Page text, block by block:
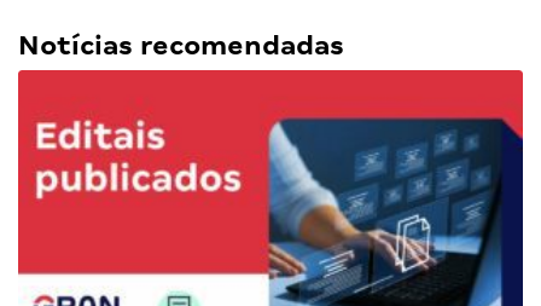
Notícias recomendadas